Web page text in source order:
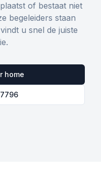
of bestaat niet
begeleiders staan
u snel de juiste
home